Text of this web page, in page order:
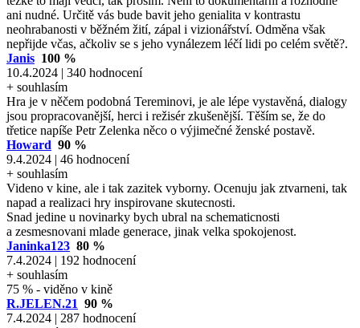
ani nudné. Určitě vás bude bavit jeho genialita v kontrastu
neohrabanosti v běžném žití, zápal i vizionářství. Odměna však
nepřijde včas, ačkoliv se s jeho vynálezem léčí lidi po celém světě?.
Janis 100 %
10.4.2024 | 340 hodnocení
+ souhlasím
Hra je v něčem podobná Tereminovi, je ale lépe vystavěná, dialogy
jsou propracovanější, herci i režisér zkušenější. Těším se, že do
třetice napíše Petr Zelenka něco o výjimečné ženské postavě.
Howard 90 %
9.4.2024 | 46 hodnocení
+ souhlasím
Videno v kine, ale i tak zazitek vyborny. Ocenuju jak ztvarneni, tak
napad a realizaci hry inspirovane skutecnosti.
Snad jedine u novinarky bych ubral na schematicnosti
a zesmesnovani mlade generace, jinak velka spokojenost.
Janinka123 80 %
7.4.2024 | 192 hodnocení
+ souhlasím
75 % - viděno v kině
R.JELEN.21 90 %
7.4.2024 | 287 hodnocení